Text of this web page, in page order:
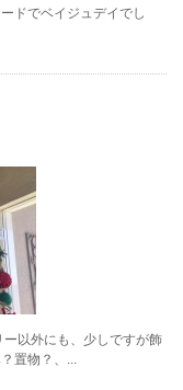
ドでベイジュデイでし
以外にも、少しですが飾
置物？、...